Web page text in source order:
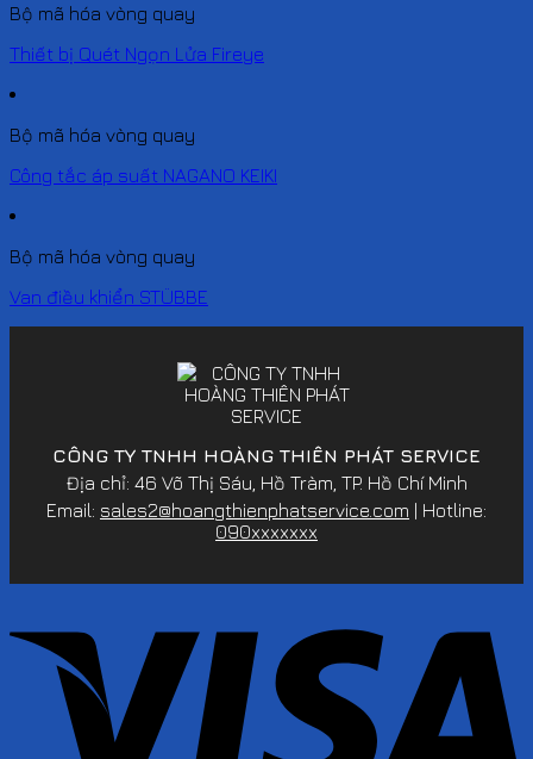
Bộ mã hóa vòng quay
Thiết bị Quét Ngọn Lửa Fireye
Bộ mã hóa vòng quay
Công tắc áp suất NAGANO KEIKI
Bộ mã hóa vòng quay
Van điều khiển STÜBBE
CÔNG TY TNHH HOÀNG THIÊN PHÁT SERVICE
Địa chỉ: 46 Võ Thị Sáu, Hồ Tràm, TP. Hồ Chí Minh
Email: sales2@hoangthienphatservice.com | Hotline:
090xxxxxxx